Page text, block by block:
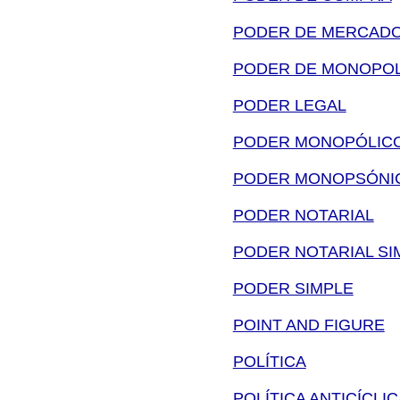
PODER DE
PODER DE
PODER LEGAL
PODER
PODER
PODER NOTARIAL
PODER NOTARIAL
PODER SIMPLE
POINT AND FIGURE
POLÍTICA